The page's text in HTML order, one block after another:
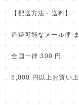
【配送方法・送料】
追跡可能なメール便
全国一律 300 円
5,000 円以上お買い